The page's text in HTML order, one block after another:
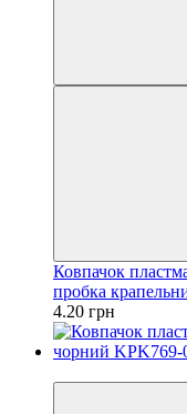
Ковпачок
пробка
4.20 грн